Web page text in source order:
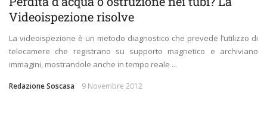
Videoispezione risolve
La videoispezione è un metodo diagnostico che prevede l’utilizzo di
telecamere che registrano su supporto magnetico e archiviano
immagini, mostrandole anche in tempo reale ...
Redazione Soscasa 9 Novembre 2012